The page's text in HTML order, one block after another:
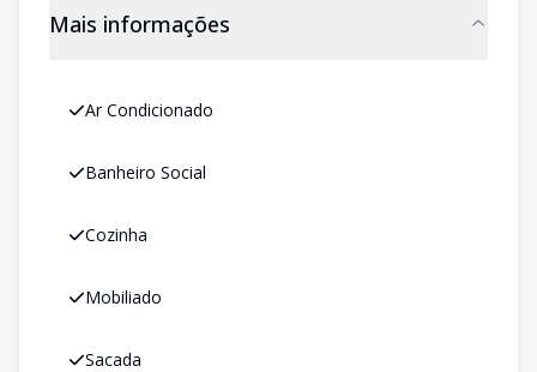
Mais informações
Ar Condicionado
Banheiro Social
Cozinha
Mobiliado
Sacada